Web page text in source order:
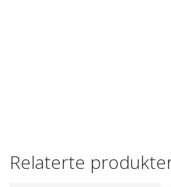
Relaterte